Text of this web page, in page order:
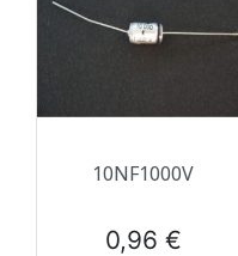
10NF1000V
Prix
0,96 €